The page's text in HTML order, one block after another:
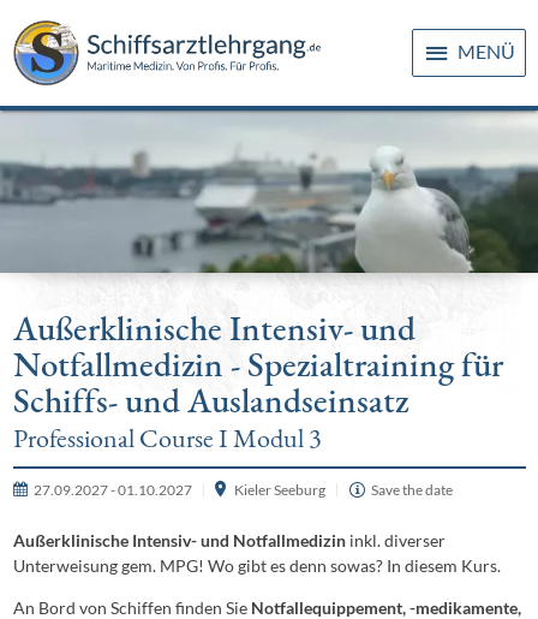
MENÜ
Außerklinische Intensiv- und
Notfallmedizin - Spezialtraining für
Schiffs- und Auslandseinsatz
Professional Course I Modul 3
27.09.2027 - 01.10.2027 Kieler Seeburg Save the date
Außerklinische Intensiv- und Notfallmedizininkl. diverser
Unterweisung gem. MPG! Wo gibt es denn sowas? In diesem Kurs.
An Bord von Schiffen finden Sie Notfallequippement, -medikamente,